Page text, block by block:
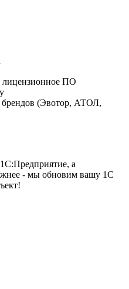
лицензионное ПО
(Эвотор, АТОЛ,
а
- мы обновим вашу 1С